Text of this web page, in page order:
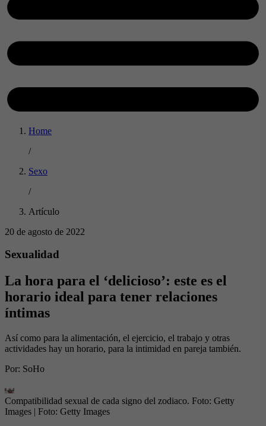
Home
/
Sexo
/
Artículo
20 de agosto de 2022
Sexualidad
La hora para el ‘delicioso’: este es el
horario ideal para tener relaciones
íntimas
Así como para la alimentación, el ejercicio, el trabajo y otras
actividades hay un horario, para la intimidad en pareja también.
Por: SoHo
Compatibilidad sexual de cada signo del zodiaco. Foto: Getty
Images | Foto: Getty Images